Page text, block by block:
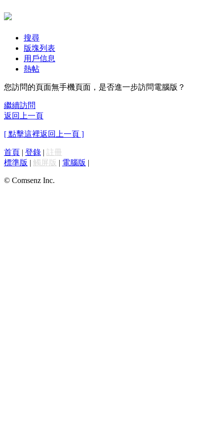
搜尋
版塊列表
用戶信息
熱帖
您訪問的頁面無手機頁面，是否進一步訪問電腦版？
繼續訪問
返回上一頁
[ 點擊這裡返回上一頁 ]
首頁 | 登錄 | 註冊
標準版 | 觸屏版 | 電腦版 |
© Comsenz Inc.